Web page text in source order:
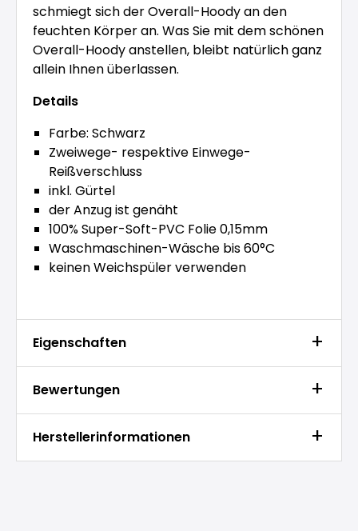
schmiegt sich der Overall-Hoody an den
feuchten Körper an. Was Sie mit dem schönen
Overall-Hoody anstellen, bleibt natürlich ganz
allein Ihnen überlassen.
Details
Farbe: Schwarz
Zweiwege- respektive Einwege-
Reißverschluss
inkl. Gürtel
der Anzug ist genäht
100% Super-Soft-PVC Folie 0,15mm
Waschmaschinen-Wäsche bis 60°C
keinen Weichspüler verwenden
Eigenschaften
Bewertungen
Herstellerinformationen